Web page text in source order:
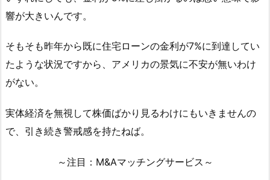
響が大きいんです。
そもそも昨年から既に住宅ローンの金利が7%に到達してい
たような状況ですから、アメリカの景気に不安が無いわけ
がない。
実体経済を無視して株価ばかり見るわけにもいきませんの
で、引き続き警戒感を持たねば。
～注目：M&Aマッチングサービス～